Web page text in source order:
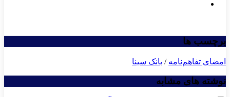
برچسب ها
امضای تفاهم‌نامه / بانک سینا
نوشته های مشابه